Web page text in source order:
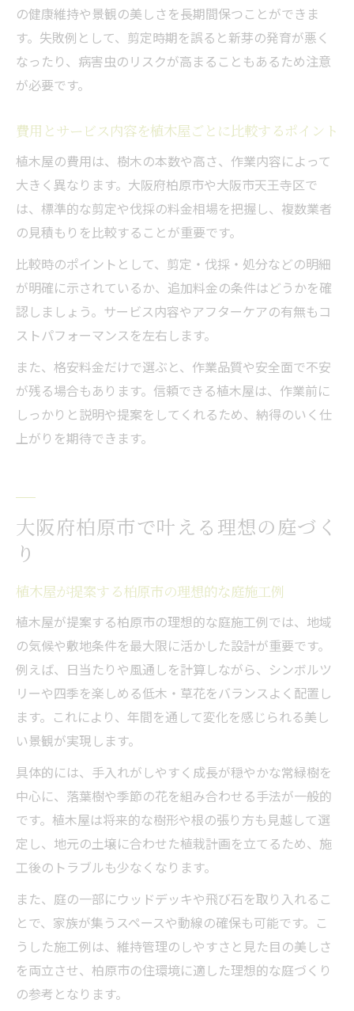
の健康維持や景観の美しさを長期間保つことができま
す。失敗例として、剪定時期を誤ると新芽の発育が悪く
なったり、病害虫のリスクが高まることもあるため注意
が必要です。
費用とサービス内容を植木屋ごとに比較するポイント
植木屋の費用は、樹木の本数や高さ、作業内容によって
大きく異なります。大阪府柏原市や大阪市天王寺区で
は、標準的な剪定や伐採の料金相場を把握し、複数業者
の見積もりを比較することが重要です。
比較時のポイントとして、剪定・伐採・処分などの明細
が明確に示されているか、追加料金の条件はどうかを確
認しましょう。サービス内容やアフターケアの有無もコ
ストパフォーマンスを左右します。
また、格安料金だけで選ぶと、作業品質や安全面で不安
が残る場合もあります。信頼できる植木屋は、作業前に
しっかりと説明や提案をしてくれるため、納得のいく仕
上がりを期待できます。
大阪府柏原市で叶える理想の庭づく
り
植木屋が提案する柏原市の理想的な庭施工例
植木屋が提案する柏原市の理想的な庭施工例では、地域
の気候や敷地条件を最大限に活かした設計が重要です。
例えば、日当たりや風通しを計算しながら、シンボルツ
リーや四季を楽しめる低木・草花をバランスよく配置し
ます。これにより、年間を通して変化を感じられる美し
い景観が実現します。
具体的には、手入れがしやすく成長が穏やかな常緑樹を
中心に、落葉樹や季節の花を組み合わせる手法が一般的
です。植木屋は将来的な樹形や根の張り方も見越して選
定し、地元の土壌に合わせた植栽計画を立てるため、施
工後のトラブルも少なくなります。
また、庭の一部にウッドデッキや飛び石を取り入れるこ
とで、家族が集うスペースや動線の確保も可能です。こ
うした施工例は、維持管理のしやすさと見た目の美しさ
を両立させ、柏原市の住環境に適した理想的な庭づくり
の参考となります。